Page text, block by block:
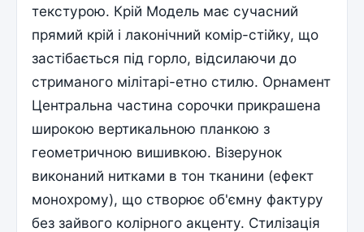
текстурою. Крій Модель має сучасний
прямий крій і лаконічний комір-стійку, що
застібається під горло, відсилаючи до
стриманого мілітарі-етно стилю. Орнамент
Центральна частина сорочки прикрашена
широкою вертикальною планкою з
геометричною вишивкою. Візерунок
виконаний нитками в тон тканини (ефект
монохрому), що створює об'ємну фактуру
без зайвого колірного акценту. Стилізація